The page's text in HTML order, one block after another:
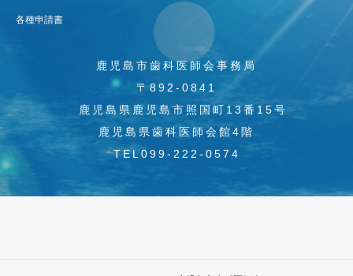
各種申請書
鹿児島市歯科医師会事務局
〒892-0841
鹿児島県鹿児島市照国町13番15号
鹿児島県歯科医師会館4階
TEL099-222-0574